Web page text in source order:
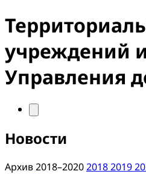
учреждений
Управления
Новости
Архив 2018–202020182019